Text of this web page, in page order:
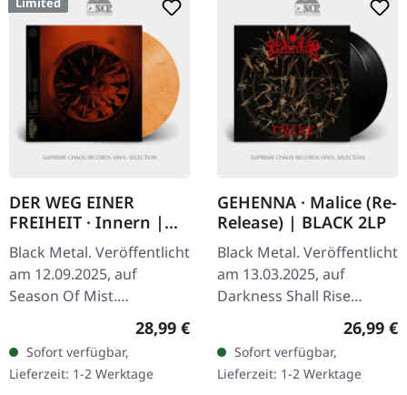
DER WEG EINER
FREIHEIT · Innern |
CLEAR/RED LP
Black Metal. Veröffentlicht
am 12.09.2025, auf
Season Of Mist.
marmoriertes Vinyl im
Cover mit Stanzung, die
verschiedene Cover…
Regulärer Preis:
28,99 €
Sofort verfügbar,
Lieferzeit: 1-2 Werktage
GEHENNA · Malice (Re-
Release) | BLACK 2LP
Black Metal. Veröffentlicht
am 13.03.2025, auf
Darkness Shall Rise
Productions. Schwarzes
Doppel-Vinyl im Gatefold-
Cover mit 20-seitigem
Booklet im…
26,99 €
Sofort verfügbar,
Lieferzeit: 1-2 Werktage